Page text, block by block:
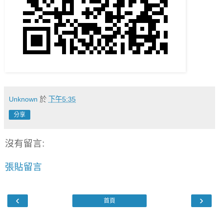
Unknown 於 下午5:35
分享
沒有留言:
張貼留言
‹ ›
首頁